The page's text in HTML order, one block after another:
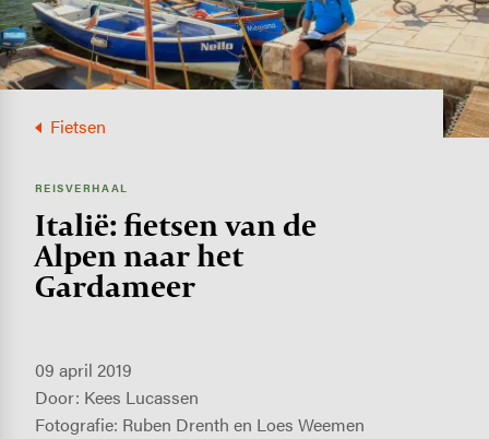
Fietsen
REISVERHAAL
Italië: fietsen van de
Alpen naar het
Gardameer
09 april 2019
Door: Kees Lucassen
Fotografie: Ruben Drenth en Loes Weemen